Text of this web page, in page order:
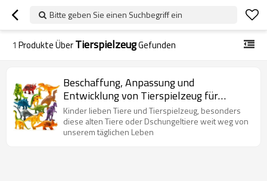
Bitte geben Sie einen Suchbegriff ein
1 Produkte ÜberTierspielzeugGefunden
Beschaffung, Anpassung und
Entwicklung von Tierspielzeug für
Großhändler und Amazon-Verkäufer
Kinder lieben Tiere und Tierspielzeug, besonders
diese alten Tiere oder Dschungeltiere weit weg von
unserem täglichen Leben